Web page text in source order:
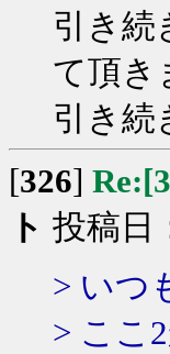
引き続
て頂き
引き続
[326]
ト 投稿日
> いつ
> ここ